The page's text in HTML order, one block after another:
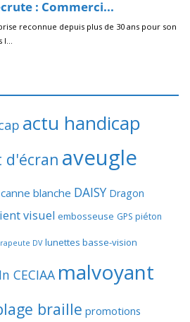
actu handicap
d'écran aveugle
canne blanche DAISY Dragon
visuel embosseuse GPS piéton
DV lunettes basse-vision
CECIAA malvoyant
braille promotions